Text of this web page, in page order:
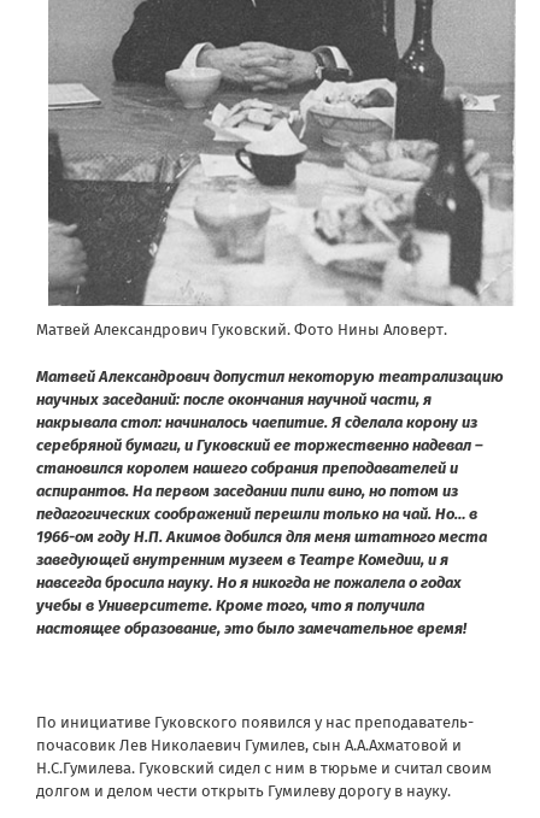
Матвей Александрович Гуковский. Фото Нины Аловерт.
Матвей Александрович допустил некоторую театрализацию
научных заседаний: после окончания научной части, я
накрывала стол: начиналось чаепитие. Я сделала корону из
серебряной бумаги, и Гуковский ее торжественно надевал –
становился королем нашего собрания преподавателей и
аспирантов. На первом заседании пили вино, но потом из
педагогических соображений перешли только на чай. Но… в
1966-ом году Н.П. Акимов добился для меня штатного места
заведующей внутренним музеем в Театре Комедии, и я
навсегда бросила науку. Но я никогда не пожалела о годах
учебы в Университете. Кроме того, что я получила
настоящее образование, это было замечательное время!
По инициативе Гуковского появился у нас преподаватель-
почасовик Лев Николаевич Гумилев, сын А.А.Ахматовой и
Н.С.Гумилева. Гуковский сидел с ним в тюрьме и считал своим
долгом и делом чести открыть Гумилеву дорогу в науку.